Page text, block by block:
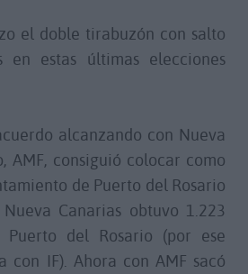
el doble tirabuzón con salto
en estas últimas elecciones
alcanzando con Nueva
AMF, consiguió colocar como
de Puerto del Rosario
Canarias obtuvo 1.223
del Rosario (por ese
con IF). Ahora con AMF sacó